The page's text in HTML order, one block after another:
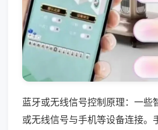
蓝牙或无线信号控制原理：一些
或无线信号与手机等设备连接。